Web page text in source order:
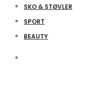
SKO & STØVLER
SPORT
BEAUTY